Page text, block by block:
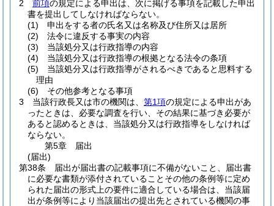
2
前項の規定による申出は、次に掲げる事項を記載した申出
書を提出してしなければならない。
(1)
申出をする者の氏名又は名称及び住所又は居所
(2)
法令に違反する事実の内容
(3)
当該処分又は行政指導の内容
(4)
当該処分又は行政指導の根拠となる法令の条項
(5)
当該処分又は行政指導がされるべきであると思料する
理由
(6)
その他参考となる事項
3
当該行政長又は市の機関は、 第1項の規定による申出があ
ったときは、必要な調査を行い、その結果に基づき必要が
あると認めるときは、当該処分又は行政指導をしなければ
ならない。
第5章
届出
(届出)
第38条
届出が届出書の記載事項に不備がないこと、届出書
に必要な書類が添付されていることその他の条例等に定め
られた届出の形式上の要件に適合している場合は、当該届
出が条例等により当該届出の提出先とされている機関の事